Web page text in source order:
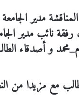
مدير الجامعة
رفقة نائب مدير
و أصدقاء
مع مزيدا من